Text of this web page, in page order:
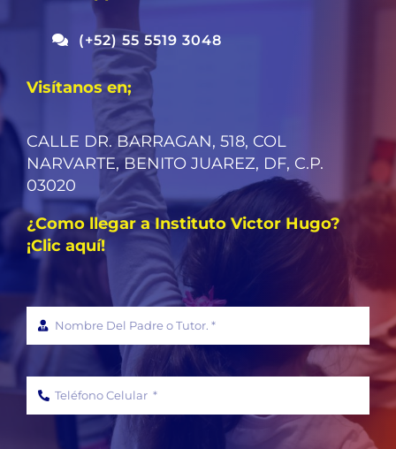
(+52) 55 5519 3048
Visítanos en;
CALLE DR. BARRAGAN, 518, COL
NARVARTE, BENITO JUAREZ, DF, C.P.
03020
¿Como llegar a Instituto Victor Hugo?
¡Clic aquí!